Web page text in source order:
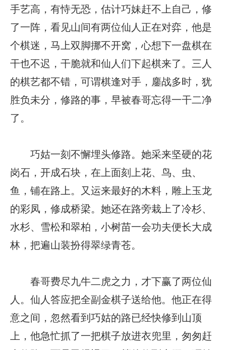
手艺高，有恃无恐，估计巧妹赶不上自己，修
了一阵，看见山间有两位仙人正在对弈，他是
个棋迷，马上双脚挪不开窝，心想下一盘棋在
干也不迟，干脆就和仙人们下起棋来了。三人
的棋艺都不错，可谓棋逢对手，鏖战多时，犹
胜负未分，修路的事，早被春哥忘得一干二净
了。
巧姑一刻不懈埋头修路。她采来坚硬的花
岗石，开成石块，在上面刻上花、鸟、虫、
鱼，铺在路上。又运来最好的木料，雕上玉龙
的彩凤，修成桥梁。她还在路旁栽上了冷杉、
水杉、雪松和翠柏，小树苗一会功夫便长大成
林，把遍山装扮得翠绿青苍。
春哥费尽九牛二虎之力，才下赢了两位仙
人。仙人答应把全副金棋子送给他。他正在得
意之间，忽然看到巧姑的路已经快修到山顶
上，他急忙抓了一把棋子放进衣兜里，匆匆赶